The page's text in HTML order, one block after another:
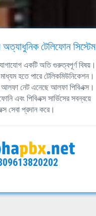
টেলিফোন সিস্টেম
একটি অতি গুরুত্বপূর্ণ বিষয়।
হতে পারে টেলিকমিউনিকেশন।
নেট এনেছে আলফা পিবিএক্স।
এবং পিবিএক্স সার্ভিসের সবন্বয়ে
সেবা প্রদান করে।